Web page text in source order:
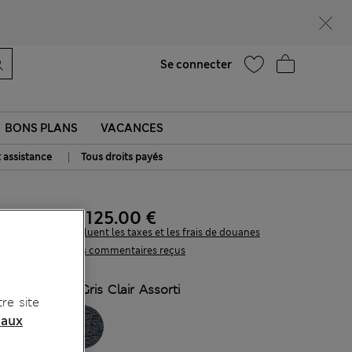
Se connecter
BONS PLANS VACANCES
assistance | Tous droits payés
21 les commentaires reçus
115.00 €-125.00 €
Tous les prix incluent les taxes et les frais de douanes
Gris Clair Assorti
site